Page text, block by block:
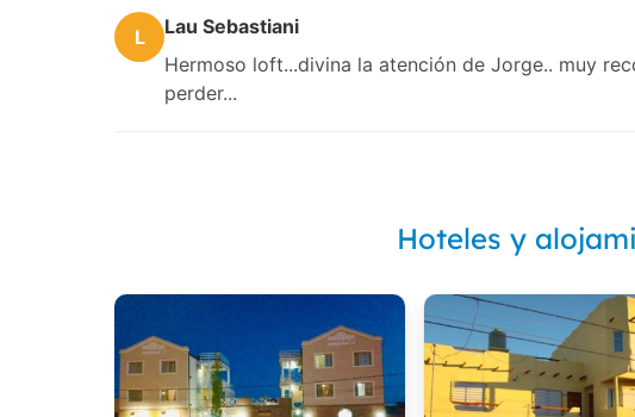
L
Lau Sebastiani
Hermoso loft...divina la atención de Jorge.. muy
perder...
Hoteles y